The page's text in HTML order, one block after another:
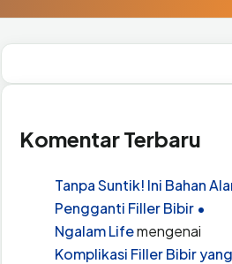
Komentar Terbaru
Tanpa Suntik! Ini Bahan
Pengganti Filler Bibir •
Ngalam Lifemengenai
Komplikasi Filler Bibir yang